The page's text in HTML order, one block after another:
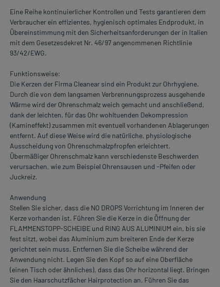
Eine Reihe kontinuierlicher Kontrollen und Tests garantieren dem
Verbraucher ein effizientes, hygienisch optimales Endprodukt, in
Übereinstimmung mit den Sicherheitsanforderungen der in Italien
mit dem Gesetzesdekret Nr. 46/97 angenommenen Richtlinie
93/42/EWG.
Funktionsweise:
Die Kerzen der Firma Cleanear sind ein Produkt zur Ohrhygiene.
Durch die von dem langsamen Verbrennungsprozess ausgehende
Wärme wird der Ohrenschmalz weich gemacht und anschließend,
dank der leichten, für das Ohr wohltuenden Dekompression
(Kamineffekt) zusammen mit eventuell vorhandenen Ablagerungen
entfernt. Auf diese Weise wird die natürliche, physiologische
Ausscheidung von Ohrenschmalzpfropfen erleichtert.
Übermäßiger Ohrenschmalz kann verschiedenste Beschwerden
verursachen, wie zum Beispiel Ohrensausen und -Pfeifen oder
Juckreiz.
Anwendung
Stellen Sie sicher, dass die NO DROPS Vorrichtung im Inneren der
Kerze vorhanden ist. Führen Sie die Kerze in die Öffnung der
FLAMMENSTOPP-SCHEIBE und RING AUS ALUMINIUM ein, bis sie
fest sitzt, wobei das Aluminium zum breiteren Ende der Kerze
gerichtet sein muss. Entfernen Sie die Scheibe während der
Anwendung nicht. Legen Sie den Kopf so auf eine Oberfläche
(einen Tisch oder ähnliches), dass das Ohr horizontal liegt. Bringen
Sie den Haarschutzfächer Hairprotection an. Führen Sie das